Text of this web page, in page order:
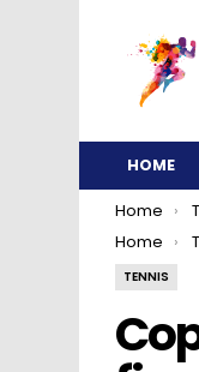
HOME
You are
Home
You are
Home
TENNIS